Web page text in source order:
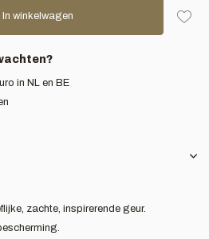
In winkelwagen
in NL en BE
zachte, inspirerende geur.